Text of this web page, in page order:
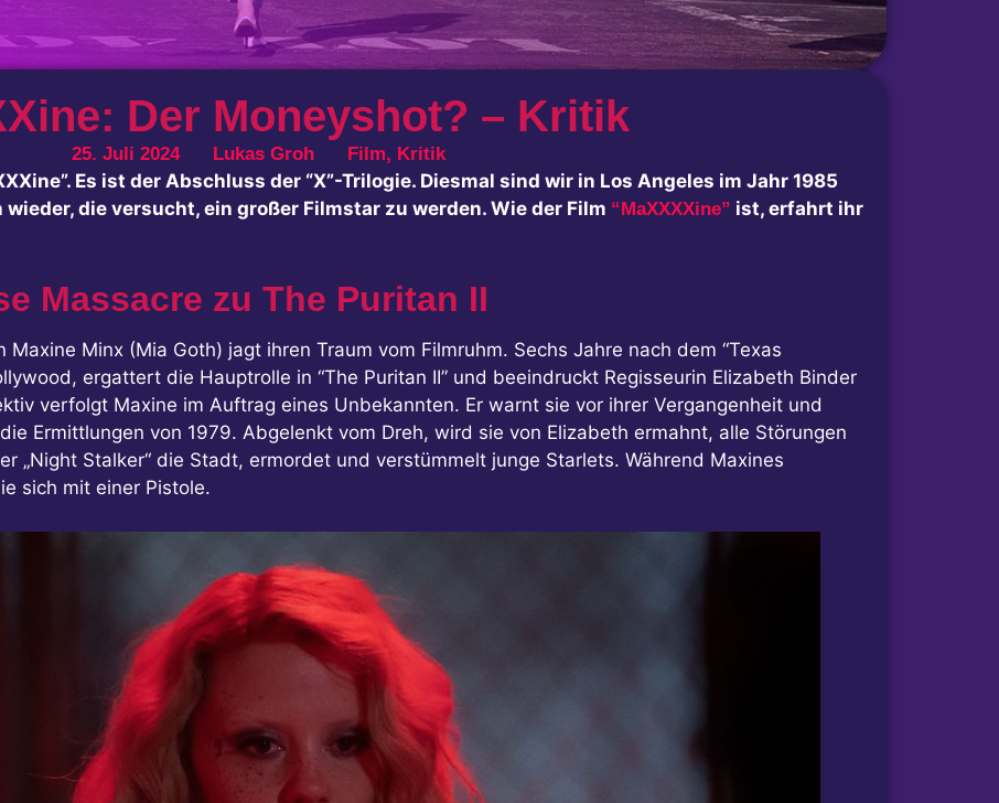
Der Moneyshot? – Kritik
25. Juli 2024 Lukas Groh Film, Kritik
Es ist der Abschluss der “X”-Trilogie. Diesmal sind wir in Los Angeles im Jahr 1985
die versucht, ein großer Filmstar zu werden. Wie der Film “MaXXXXine” ist, erfahrt ihr
Massacre zu The Puritan II
Minx (Mia Goth) jagt ihren Traum vom Filmruhm. Sechs Jahre nach dem “Texas
ergattert die Hauptrolle in “The Puritan II” und beeindruckt Regisseurin Elizabeth Binder
verfolgt Maxine im Auftrag eines Unbekannten. Er warnt sie vor ihrer Vergangenheit und
Ermittlungen von 1979. Abgelenkt vom Dreh, wird sie von Elizabeth ermahnt, alle Störungen
„Night Stalker“ die Stadt, ermordet und verstümmelt junge Starlets. Während Maxines
sich mit einer Pistole.